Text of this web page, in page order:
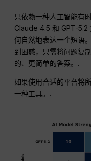
只依赖一种人工智能有
Claude 4.5 和 GPT-5.2
何自然地表达一个短语
到困惑，只需将问题复
的、更简单的答案。.
如果使用合适的平台将
一种工具。.